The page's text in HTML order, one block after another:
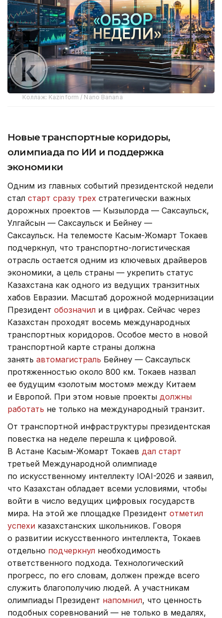
Коллаж: Kazinform / Nano Banana
Новые транспортные коридоры,
олимпиада по ИИ и поддержка
экономики
Одним из главных событий президентской недели
стал старт сразу трех стратегически важных
дорожных проектов — Кызылорда — Саксаульск,
Улгайсын — Саксаульск и Бейнеу —
Саксаульск. На телемосте Касым-Жомарт Токаев
подчеркнул, что транспортно-логистическая
отрасль остается одним из ключевых драйверов
экономики, а цель страны — укрепить статус
Казахстана как одного из ведущих транзитных
хабов Евразии. Масштаб дорожной модернизации
Президент обозначил и в цифрах. Сейчас через
Казахстан проходят восемь международных
транспортных коридоров. Особое место в новой
транспортной карте страны должна
занять автомагистраль Бейнеу — Саксаульск
протяженностью около 800 км. Токаев назвал
ее будущим «золотым мостом» между Китаем
и Европой. При этом новые проекты должны
работать не только на международный транзит.
От транспортной инфраструктуры президентская
повестка на неделе перешла к цифровой.
В Астане Касым-Жомарт Токаев дал старт
третьей Международной олимпиаде
по искусственному интеллекту IOAI-2026 и заявил,
что Казахстан обладает всеми условиями, чтобы
войти в число ведущих цифровых государств
мира. На этой же площадке Президент отметил
успехи казахстанских школьников. Говоря
о развитии искусственного интеллекта, Токаев
отдельно подчеркнул необходимость
ответственного подхода. Технологический
прогресс, по его словам, должен прежде всего
служить благополучию людей. А участникам
олимпиады Президент напомнил, что ценность
подобных соревнований — не только в медалях,